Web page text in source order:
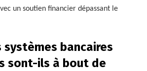
un soutien financier dépassant le
systèmes bancaires
sont-ils à bout de